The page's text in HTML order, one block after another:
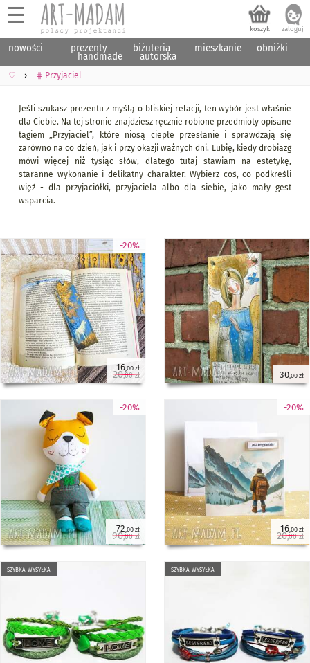
☰
nowości prezenty
handmade
biżuteria
autorska
mieszkanie obniżki
♡ ⋕ Przyjaciel
Jeśli szukasz prezentu z myślą o bliskiej relacji, ten wybór jest właśnie
dla Ciebie. Na tej stronie znajdziesz ręcznie robione przedmioty opisane
tagiem „Przyjaciel”, które niosą ciepłe przesłanie i sprawdzają się
zarówno na co dzień, jak i przy okazji ważnych dni. Lubię, kiedy drobiazg
mówi więcej niż tysiąc słów, dlatego tutaj stawiam na estetykę,
staranne wykonanie i delikatny charakter. Wybierz coś, co podkreśli
więź - dla przyjaciółki, przyjaciela albo dla siebie, jako mały gest
wsparcia.
-20%
16,00 zł
20,00 zł 30,00 zł
-20%
72,00 zł
90,00 zł
-20%
16,00 zł
20,00 zł
szybka wysyłka szybka wysyłka